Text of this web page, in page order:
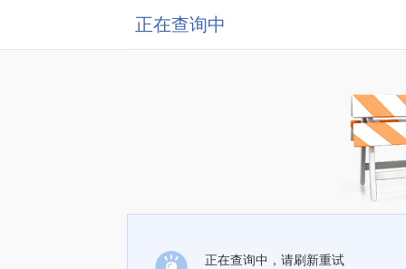
正在查询中
正在查询中，请刷新重试